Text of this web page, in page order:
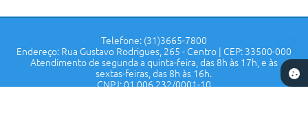
Telefone: (31)3665-7800
Endereço: Rua Gustavo Rodrigues, 265 - Centro | CEP: 33500-000
Atendimento de segunda a quinta-feira, das 8h às 17h, e às
sextas-feiras, das 8h às 16h.
CNPJ: 01.006.232/0001-10